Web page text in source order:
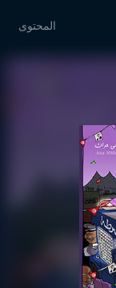
المحتوى